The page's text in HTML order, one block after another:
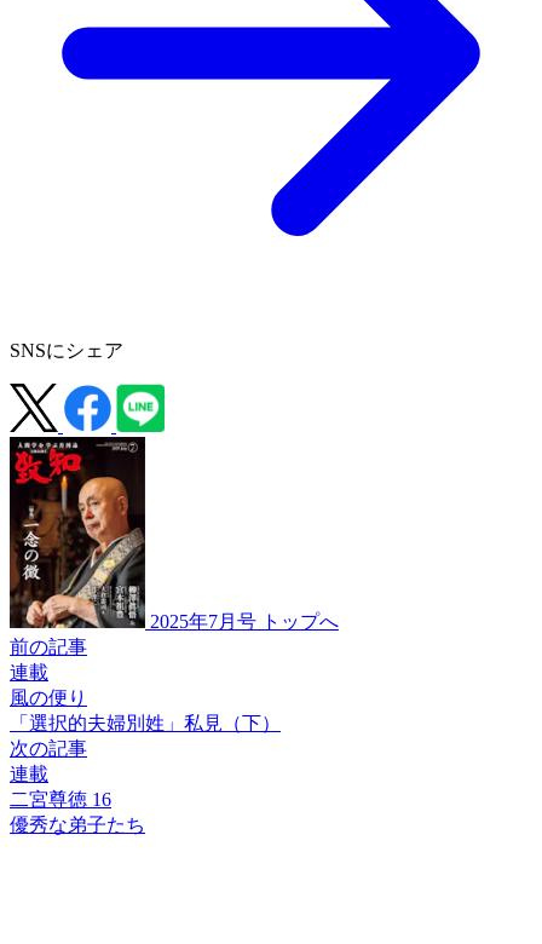
SNSにシェア
2025年7月号 トップへ
前の記事
連載
風の便り
「選択的夫婦別姓」 私見（下）
次の記事
連載
二宮尊徳 16
優秀な弟子たち